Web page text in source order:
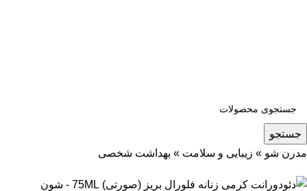
جستجو
مدرن شو » زیبایی و سلامت » بهداشت شخصی